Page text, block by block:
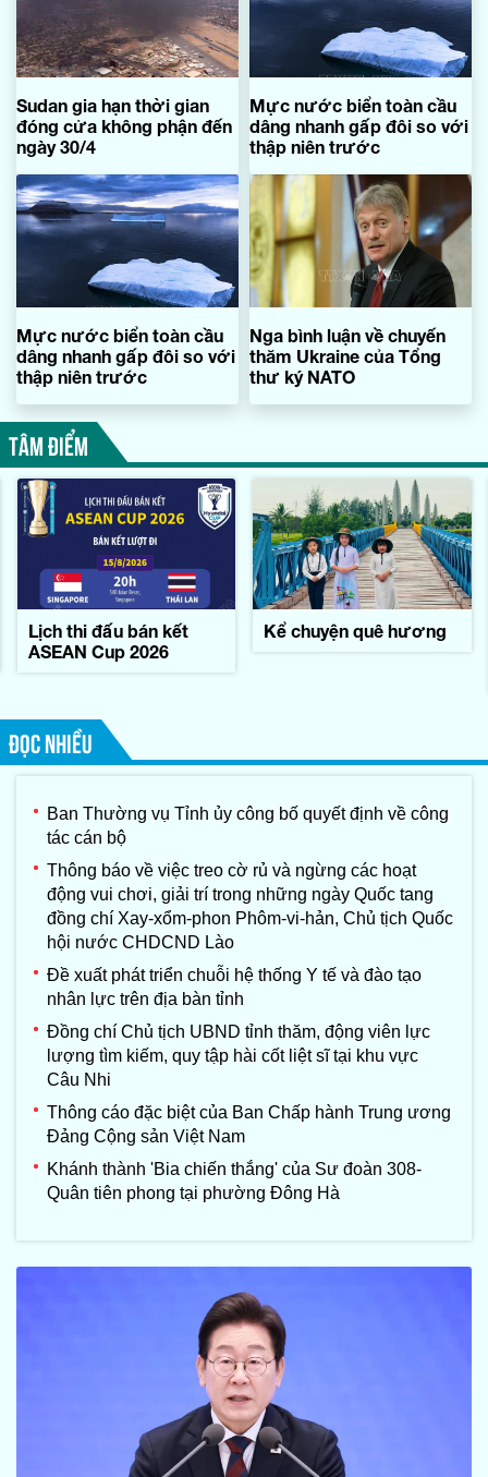
Sudan gia hạn thời gian
đóng cửa không phận đến
ngày 30/4
Mực nước biển toàn cầu
dâng nhanh gấp đôi so với
thập niên trước
Mực nước biển toàn cầu
dâng nhanh gấp đôi so với
thập niên trước
Nga bình luận về chuyến
thăm Ukraine của Tổng
thư ký NATO
TÂM ĐIỂM
Lịch thi đấu bán kết
ASEAN Cup 2026
Kể chuyện quê hương
ĐỌC NHIỀU
Ban Thường vụ Tỉnh ủy công bố quyết định về công
tác cán bộ
Thông báo về việc treo cờ rủ và ngừng các hoạt
động vui chơi, giải trí trong những ngày Quốc tang
đồng chí Xay-xổm-phon Phôm-vi-hản, Chủ tịch Quốc
hội nước CHDCND Lào
Đề xuất phát triển chuỗi hệ thống Y tế và đào tạo
nhân lực trên địa bàn tỉnh
Đồng chí Chủ tịch UBND tỉnh thăm, động viên lực
lượng tìm kiếm, quy tập hài cốt liệt sĩ tại khu vực
Câu Nhi
Thông cáo đặc biệt của Ban Chấp hành Trung ương
Đảng Cộng sản Việt Nam
Khánh thành 'Bia chiến thắng' của Sư đoàn 308-
Quân tiên phong tại phường Đông Hà